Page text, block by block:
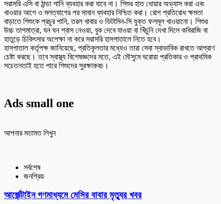
সরাসরি এসি বা ঠান্ডা পানি ব্যবহার করা যাবে না। শিশুর হাত ধোয়ার অভ্যাস করা এবং
খাওয়ার আগে ও মলত্যাগের পর সাবান ব্যবহার নিশ্চিত করা। রোগ প্রতিরোধ ক্ষমতা
বাড়াতে শিশুকে প্রচুর পানি, তরল খাবার ও ভিটামিন-সি যুক্ত ফলমূল খাওয়ানো। শিশুর
উচ্চ তাপমাত্রা, ঘন ঘন শ্বাস নেওয়া, বুক দেবে যাওয়া বা খিঁচুনি দেখা দিলে কবিরাজি বা
হাতুড়ে চিকিৎসার অপেক্ষা না করে সরাসরি হাসপাতালে নিতে হবে।
হাসপাতাল কর্তৃপক্ষ জানিয়েছে, প্রতিকূলতার মধ্যেও তারা সেবা স্বাভাবিক রাখতে আপ্রাণ
চেষ্টা করছে। তবে স্বাস্থ্য বিশেষজ্ঞদের মতে, এই মৌসুমে ঘরোয়া প্রতিকার ও প্রাথমিক
সচেতনতাই হতে পারে শিশুদের সুরক্ষাকবচ।
Ads small one
আপনার মতামত লিখুন
সর্বশেষ
জনপ্রিয়
আর্জেন্টাইন গণমাধ্যমে মেসির বাবার মৃত্যুর খবর